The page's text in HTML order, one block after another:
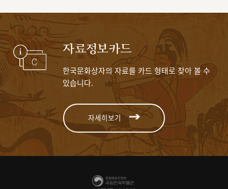
자료정보카드
한국문화상자의 자료를 카드 형태로 찾아 볼 수
있습니다.
자세히보기